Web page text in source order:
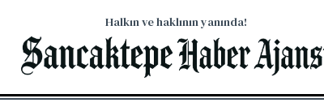
Halkın ve haklının yanında!